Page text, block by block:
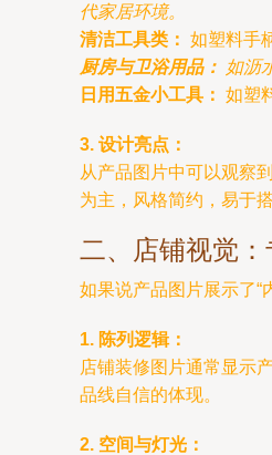
代家居环境。
清洁工具类： 如塑料手
厨房与卫浴用品： 如沥
日用五金小工具： 如塑
3. 设计亮点：
从产品图片中可以观察
为主，风格简约，易于搭
二、店铺视觉
如果说产品图片展示了“
1. 陈列逻辑：
店铺装修图片通常显示
品线自信的体现。
2. 空间与灯光：